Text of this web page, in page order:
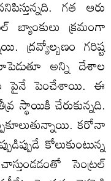
గత ఆరు
క్రమంగా
ద్రవ్యోల్బణం గరిష్ట
అన్ని దేశాల
పైనే పెంచేశాయి. ఈ
స్థాయికి చేరుకున్నది.
కరోనా
కోలుకుంటున్న
సెంట్రల్‌